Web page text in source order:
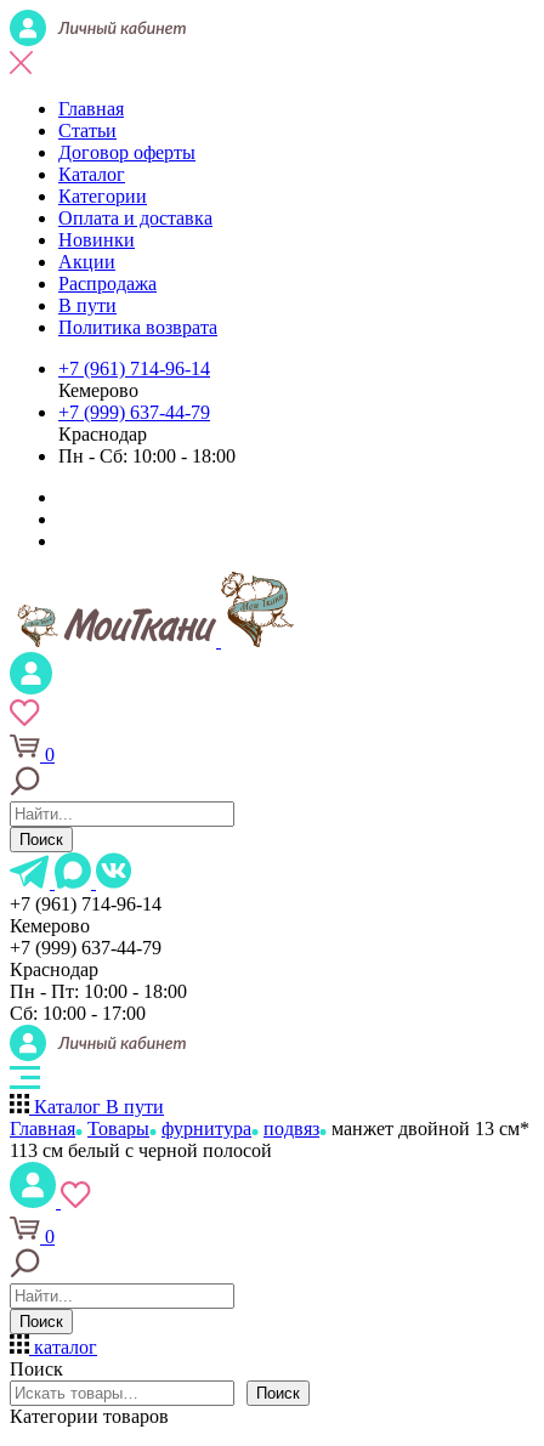
Главная
Статьи
Договор оферты
Каталог
Категории
Оплата и доставка
Новинки
Акции
Распродажа
В пути
Политика возврата
+7 (961) 714-96-14
Кемерово
+7 (999) 637-44-79
Краснодар
Пн - Сб: 10:00 - 18:00
0
Поиск
+7 (961) 714-96-14
Кемерово
+7 (999) 637-44-79
Краснодар
Пн - Пт: 10:00 - 18:00
Сб: 10:00 - 17:00
Каталог В пути
Главная Товары фурнитура подвяз манжет двойной 13 см*
113 см белый с черной полосой
0
Поиск
каталог
Поиск
Поиск
Категории товаров